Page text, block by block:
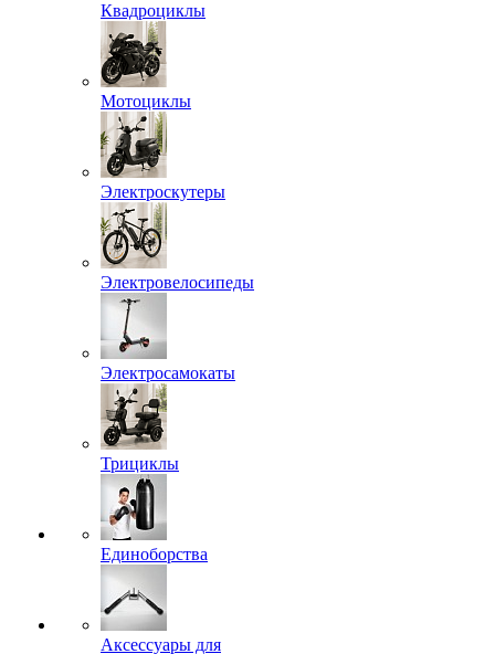
Квадроциклы
Мотоциклы
Электроскутеры
Электровелосипеды
Электросамокаты
Трициклы
Единоборства
Аксессуары для